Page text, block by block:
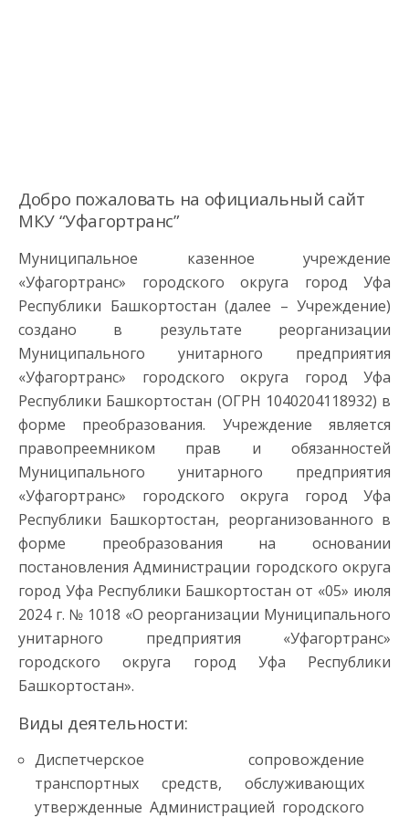
Добро пожаловать на официальный сайт
МКУ “Уфагортранс”
Муниципальное казенное учреждение
«Уфагортранс» городского округа город Уфа
Республики Башкортостан (далее – Учреждение)
создано в результате реорганизации
Муниципального унитарного предприятия
«Уфагортранс» городского округа город Уфа
Республики Башкортостан (ОГРН 1040204118932) в
форме преобразования. Учреждение является
правопреемником прав и обязанностей
Муниципального унитарного предприятия
«Уфагортранс» городского округа город Уфа
Республики Башкортостан, реорганизованного в
форме преобразования на основании
постановления Администрации городского округа
город Уфа Республики Башкортостан от «05» июля
2024 г. № 1018 «О реорганизации Муниципального
унитарного предприятия «Уфагортранс»
городского округа город Уфа Республики
Башкортостан».
Виды деятельности:
Диспетчерское сопровождение
транспортных средств, обслуживающих
утвержденные Администрацией городского